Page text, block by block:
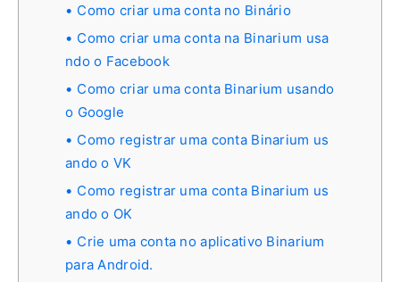
Como criar uma conta no Binário
Como criar uma conta na Binarium usa
ndo o Facebook
Como criar uma conta Binarium usando
o Google
Como registrar uma conta Binarium us
ando o VK
Como registrar uma conta Binarium us
ando o OK
Crie uma conta no aplicativo Binarium
para Android.